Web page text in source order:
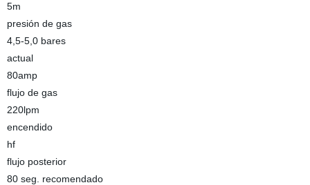
5m
presión de gas
4,5-5,0 bares
actual
80amp
flujo de gas
220lpm
encendido
hf
flujo posterior
80 seg. recomendado